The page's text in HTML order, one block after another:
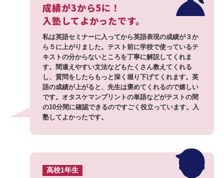
成績が3から5に！
入塾してよかったです。
私は英語セミナーに入ってから英語表現の成績が３か
ら５に上がりました。テスト前に学校で使っているテ
キストの分からないところを丁寧に解説してくれま
す。間違えやすい文法などもたくさん教えてくれる
し、質問をしたらもっと深く堀り下げてくれます。英
語の成績が上がると、先生は褒めてくれるので嬉しい
です。オタスケマンプリントの単語などがテストの間
の10分間に確認できるのですごく役立っています。入
塾してよかったです。
高校1年生